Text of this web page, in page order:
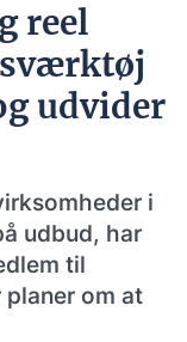
reel
udvider
i
udbud, har
til
om at